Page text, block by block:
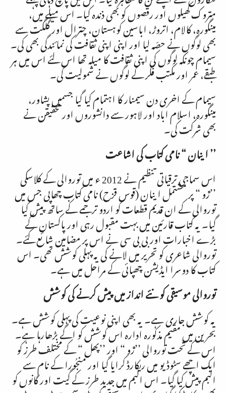
متروک کھیلوں اور رقصوں کو بھی ذندہ کیا۔ اس میلے میں،
مینگورہ، کالام، اتروڑ، اباسین کوہستان، چترال اور گلگت سے
بھی لوگوں نے حصّہ لیا اور اپنی اپنی ثقافت کی نمائندگی بھی کی۔
سیمام چونکہ لوگوں کی اپنی ثقافت کا میلہ تھا اس لئے اس میں ہر
طبقے، عمر اور مکتب فکر کے لوگوں نے شمولیت کی۔
سیمام کے اخری دن سیمنار کا اہتمام کیا گیا جسمیں پشاور،
مینگورہ، اسلام اباد اور لاہور سے دانشوروں اور محقیقن نے
بھی شرکت کی۔
’’ اینان “ نامی کتاب کی اشاعت
اس سماجی ترقیاتی تنظیم نے2012ء میں توروالی کے کلاسکی
’’ڙو “ پر مشتمل اینان (قوس قزح) نامی کتاب چھاپی جس میں
توروالی کے ان قدیم قطعات کو اردو ترجمے کے ساتھ پیش کیا
گیا۔ یہ کتاب قارئین میں بہت مقبول رہی اور پاکستان کے
بڑے اخبارات اور بی بی سی نے اس پر مضامین شائع کئے۔
توروالی شاعری کو تحریر میں لانے کی یہ پہلی کوشش تھی۔ اس
کتاب کا دوسرا ایڈیشن چھپائی کے مراحل میں ہے۔
توروالی موسیقی کو نئے انداز میں پیش کرنے کی کوشش
یہ کوشش جاری ہے۔ یہ بھی اپنی نوعیت کی پہلی کوشش ہے۔
بحرین میں مقیم مذکورہ ادارہ اس کوشش کو اگے بڑھارہا ہے۔
اس کے تحت توروالی ’’ڙو “ اور ’’پھل “ کے مختلف طرز کو
ایک اچھے سٹوڈیو میں ریکارڈ کرایا گیا اور منجُورا کے نام سے
البم پیش کیا گیا۔ اس البم میں جدید طرز کے گیت اور گانوں کو